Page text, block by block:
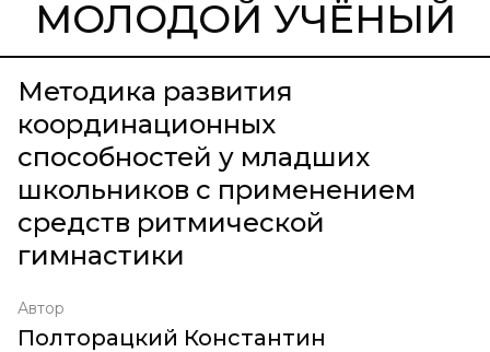
МОЛОДОЙ УЧЁНЫЙ
Методика развития
координационных
способностей у младших
школьников с применением
средств ритмической
гимнастики
Автор
Полторацкий Константин